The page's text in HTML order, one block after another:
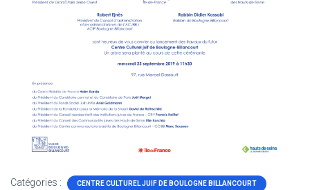
Catégories : CENTRE CULTUREL JUIF DE BOULOGNE BILLANCOURT